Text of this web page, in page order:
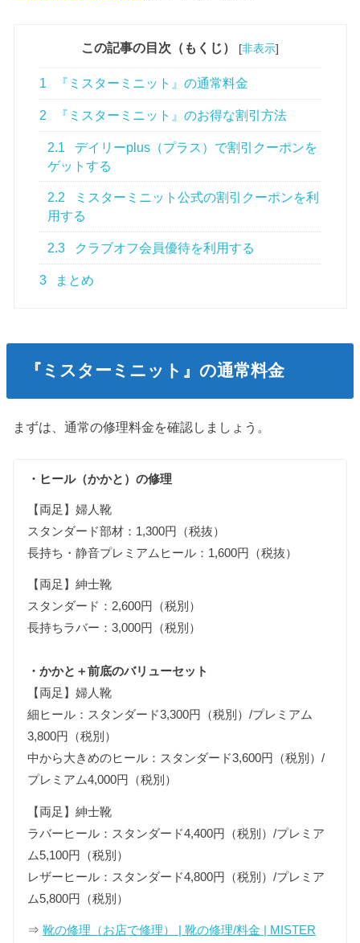
この記事の目次（もくじ） [非表示]
1 『ミスターミニット』の通常料金
2 『ミスターミニット』のお得な割引方法
2.1
デイリーplus（プラス）で割引クーポンを
ゲットする
2.2
ミスターミニット公式の割引クーポンを利
用する
2.3 クラブオフ会員優待を利用する
3 まとめ
『ミスターミニット』の通常料金
まずは、通常の修理料金を確認しましょう。
・ヒール（かかと）の修理
【両足】婦人靴
スタンダード部材：1,300円（税抜）
長持ち・静音プレミアムヒール：1,600円（税抜）
【両足】紳士靴
スタンダード：2,600円（税別）
長持ちラバー：3,000円（税別）
・かかと＋前底のバリューセット
【両足】婦人靴
細ヒール：スタンダード3,300円（税別）/プレミアム
3,800円（税別）
中から大きめのヒール：スタンダード3,600円（税別）/
プレミアム4,000円（税別）
【両足】紳士靴
ラバーヒール：スタンダード4,400円（税別）/プレミア
ム5,100円（税別）
レザーヒール：スタンダード4,800円（税別）/プレミア
ム5,800円（税別）
⇒靴の修理（お店で修理） | 靴の修理/料金 | MISTER